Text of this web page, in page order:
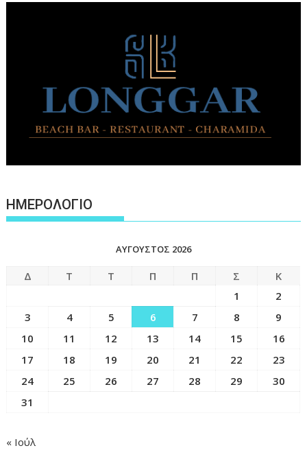
ΗΜΕΡΟΛΟΓΙΟ
ΑΎΓΟΥΣΤΟΣ 2026
Δ Τ Τ Π Π Σ
Κ
1
2
3
4 5 6 7 8
9
10
11 12 13 14 15
16
17
18 19 20 21 22
23
24
25 26 27 28 29
30
31
« Ιούλ